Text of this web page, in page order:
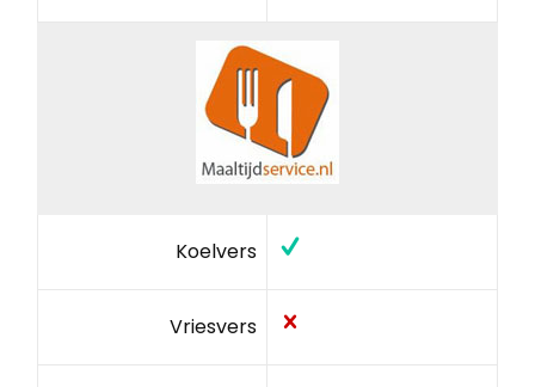
Koelvers
Vriesvers